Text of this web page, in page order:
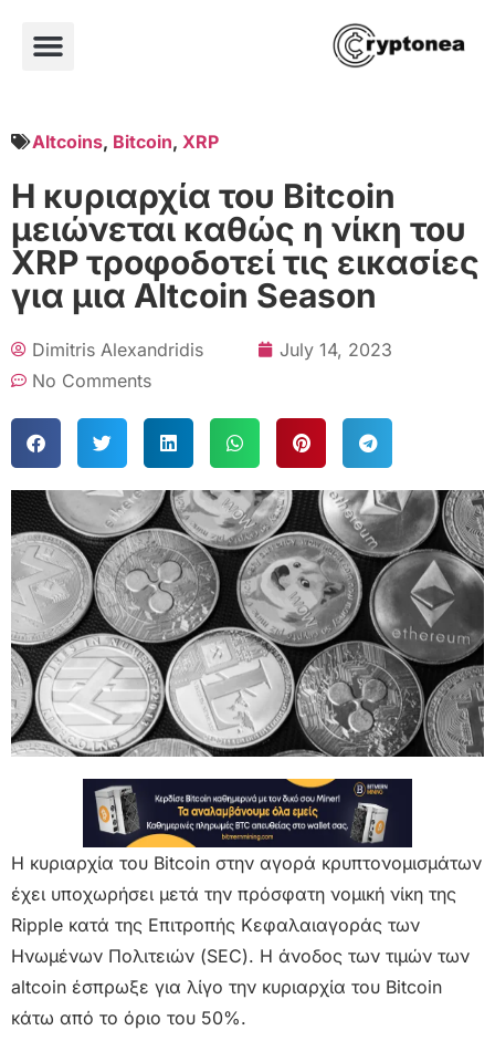
Altcoins, Bitcoin, XRP
Η κυριαρχία του Bitcoin
μειώνεται καθώς η νίκη του
XRP τροφοδοτεί τις εικασίες
για μια Altcoin Season
Dimitris Alexandridis
July 14, 2023
No Comments
Η κυριαρχία του Bitcoin στην αγορά κρυπτονομισμάτων
έχει υποχωρήσει μετά την πρόσφατη νομική νίκη της
Ripple κατά της Επιτροπής Κεφαλαιαγοράς των
Ηνωμένων Πολιτειών (SEC). Η άνοδος των τιμών των
altcoin έσπρωξε για λίγο την κυριαρχία του Bitcoin
κάτω από το όριο του 50%.